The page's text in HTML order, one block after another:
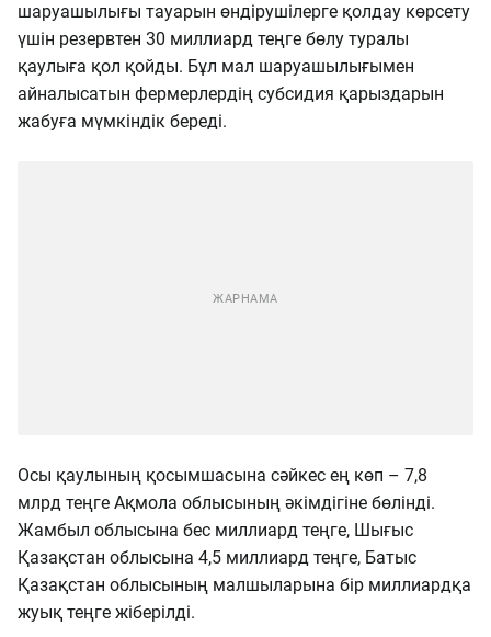
шаруашылығы тауарын өндірушілерге қолдау көрсету
үшін резервтен 30 миллиард теңге бөлу туралы
қаулыға қол қойды. Бұл мал шаруашылығымен
айналысатын фермерлердің субсидия қарыздарын
жабуға мүмкіндік береді.
Осы қаулының қосымшасына сәйкес ең көп – 7,8
млрд теңге Ақмола облысының әкімдігіне бөлінді.
Жамбыл облысына бес миллиард теңге, Шығыс
Қазақстан облысына 4,5 миллиард теңге, Батыс
Қазақстан облысының малшыларына бір миллиардқа
жуық теңге жіберілді.